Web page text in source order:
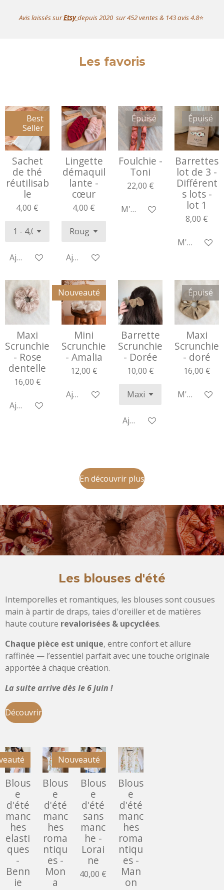
Avis laissés surEtsydepuis 2020 sur 452 ventes & 143 avis 4.8⭐️
Les favoris
Best
Seller
Sachet
de thé
réutilisab
le
4,00 €
Ajouter au panier
Lingette
démaquil
lante -
cœur
4,00 €
Ajouter au panier
Épuisé
Foulchie -
Toni
22,00 €
M'avertir si disponible
Épuisé
Barrettes
lot de 3 -
Différent
s lots -
lot 1
8,00 €
M'avertir si
Maxi
Scrunchie
- Rose
dentelle
16,00 €
Ajouter au panier
Nouveauté
Mini
Scrunchie
- Amalia
12,00 €
Ajouter au panier
Barrette
Scrunchie
- Dorée
10,00 €
Ajouter au panier
Épuisé
Maxi
Scrunchie
- doré
16,00 €
M'avertir si
En découvrir plus
Les blouses d'été
Intemporelles et romantiques, les blouses sont cousues
main à partir de draps, taies d'oreiller et de matières
haute couture revalorisées & upcyclées.
Chaque pièce est unique, entre confort et allure
raffinée — l’essentiel parfait avec une touche originale
apportée à chaque création.
La suite arrive dès le 6 juin !
Découvrir
Blous
e
d'été
manc
hes
elasti
ques
-
Benn
ie
Blous
e
d'été
manc
hes
roma
ntiqu
es -
Mon
a
Nouveauté
Blous
e
d'été
sans
manc
he -
Lorai
ne
40,00 €
Blous
e
d'été
manc
hes
roma
ntiqu
es -
Man
on